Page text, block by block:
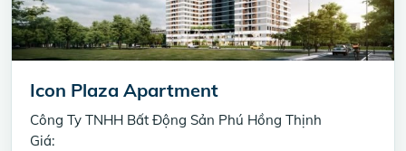
Icon Plaza Apartment
Công Ty TNHH Bất Động Sản Phú Hồng Thịnh
Giá: